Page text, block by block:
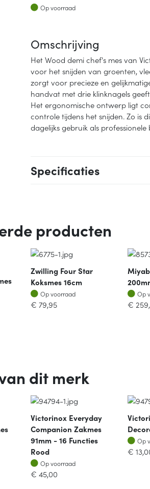
Op voorraad
Op voorraad
Omschrijving
Het Wood demi chef's mes van
voor het snijden van groenten,
zorgt voor precieze en
handvat met drie klinknagels
Het ergonomische ontwerp ligt
controle tijdens het snijden. Zo is
dagelijks gebruik als professionele
Specificaties
producten
Zwilling Four Star
Koksmes 16cm
Op voorraad
Op voorraad
€ 79,95
Op
Op
€
dit merk
Victorinox Everyday
Companion Zakmes
91mm - 16 Functies
Rood
Op voorraad
Op voorraad
€ 45,00
Op
Op
€